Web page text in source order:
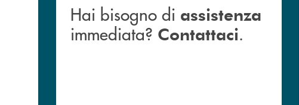
Hai bisogno di assistenza
immediata? Contattaci.